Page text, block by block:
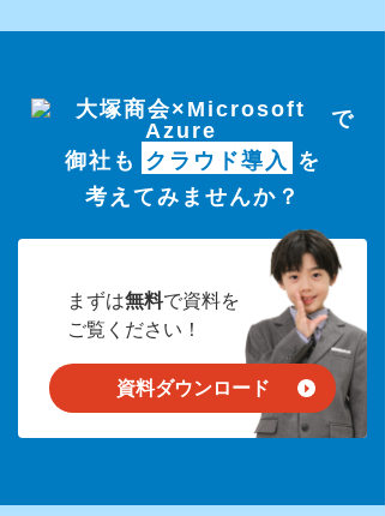
で
御社も クラウド導入 を
考えてみませんか？
まずは無料で資料を
ご覧ください！
資料ダウンロード